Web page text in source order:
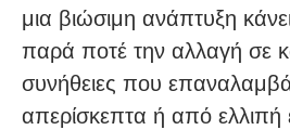
μια βιώσιμη ανάπτυξη
παρά ποτέ την αλλαγή σε
συνήθειες που
απερίσκεπτα ή από